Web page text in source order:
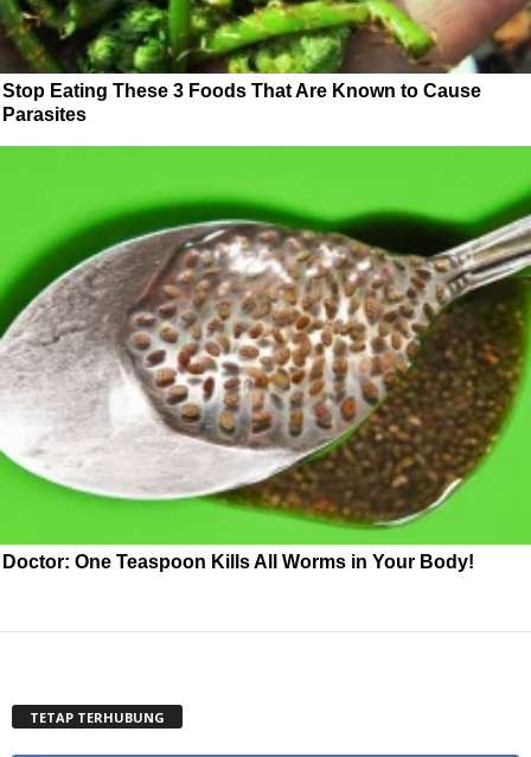
Stop Eating These 3 Foods That Are Known to Cause
Parasites
Doctor: One Teaspoon Kills All Worms in Your Body!
TETAP TERHUBUNG